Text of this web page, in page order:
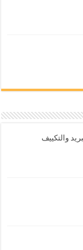
والتكييف